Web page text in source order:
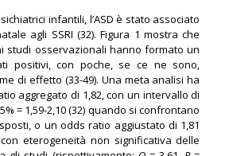
infantili, l’ASD è stato associato
agli SSRI (32). Figura 1 mostra che
studi osservazionali hanno formato un
positivi, con poche, se ce ne sono,
di effetto (33-49). Una meta analisi ha
aggregato di 1,82, con un intervallo di
= 1,59-2,10 (32) quando si confrontano
o un odds ratio aggiustato di 1,81
con eterogeneità non significativa delle